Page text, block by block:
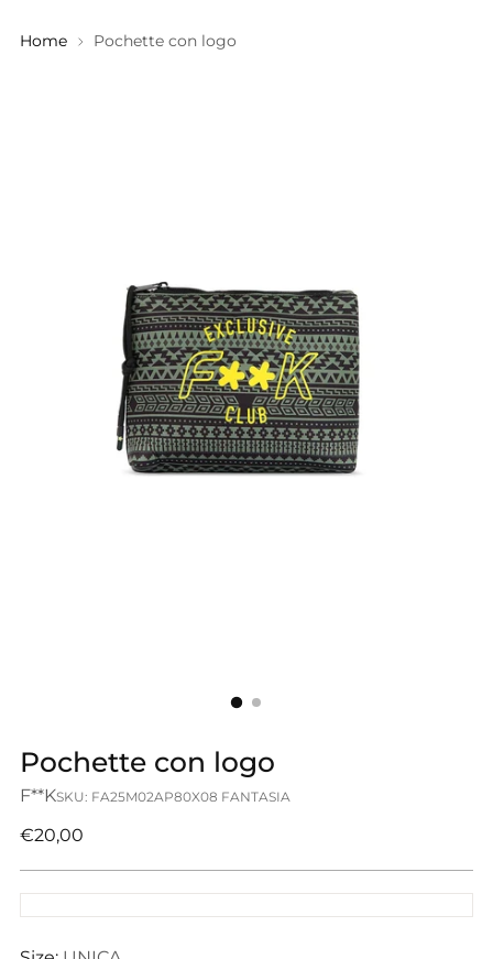
Home Pochette con logo
Pochette con logo
F**KSKU: FA25M02AP80X08 FANTASIA
Prezzo
€20,00